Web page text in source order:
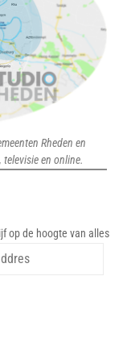
Rheden en
en online.
op de hoogte van alles